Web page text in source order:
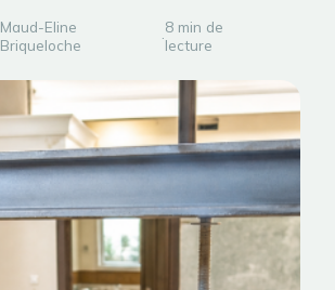
Maud-Eline
Briqueloche
·8 min de
lecture